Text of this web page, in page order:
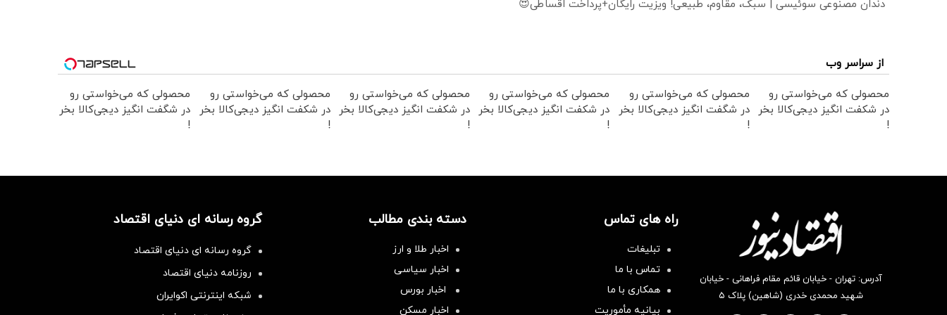
دندان مصنوعی سوئیسی | سبک، مقاوم، طبیعی! ویزیت رایگان+پرداخت اقساطی😍
از سراسر وب
محصولی که می‌خواستی رو
در شکفت انگیز دیجی‌کالا بخر
!
محصولی که می‌خواستی رو
در شگفت انگیز دیجی‌کالا بخر
!
محصولی که می‌خواستی رو
در شکفت انگیز دیجی‌کالا بخر
!
محصولی که می‌خواستی رو
در شکفت انگیز دیجی‌کالا بخر
!
محصولی که می‌خواستی رو
در شکفت انگیز دیجی‌کالا بخر
!
محصولی که می‌خواستی رو
در شگفت انگیز دیجی‌کالا بخر
!
آدرس: تهران - خیابان قائم مقام فراهانی - خیابان
شهید محمدی خدری (شاهین) پلاک ۵
راه های تماس
تبلیغات
تماس با ما
همکاری با ما
بیانیه مأموریت
دسته بندی مطالب
اخبار طلا و ارز
اخبار سیاسی
اخبار بورس
اخبار مسکن
گروه رسانه ای دنیای اقتصاد
گروه رسانه ای دنیای اقتصاد
روزنامه دنیای اقتصاد
شبکه اینترنتی اکوایران